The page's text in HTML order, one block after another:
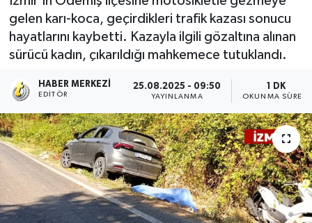
gelen karı-koca, geçirdikleri trafik kazası sonucu
hayatlarını kaybetti. Kazayla ilgili gözaltına alınan
sürücü kadın, çıkarıldığı mahkemece tutuklandı.
HABER MERKEZI
EDITÖR
25.08.2025 - 09:50
YAYINLANMA
1 DK
OKUNMA SÜRESI